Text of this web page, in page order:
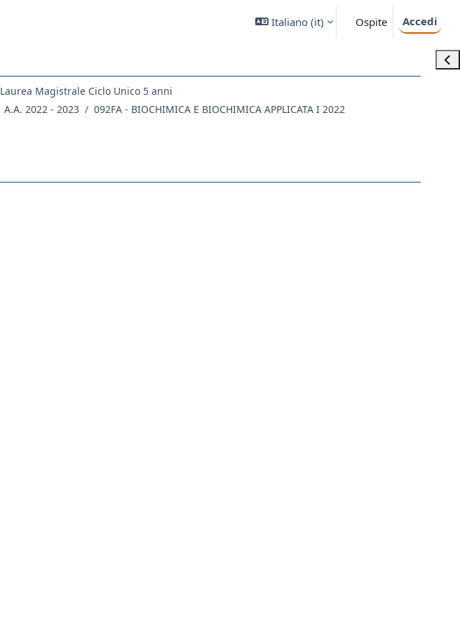
Italiano ‎(it)‎ Ospite Accedi
Laurea Magistrale Ciclo Unico 5 anni
A.A. 2022 - 2023
092FA - BIOCHIMICA E BIOCHIMICA APPLICATA I 2022